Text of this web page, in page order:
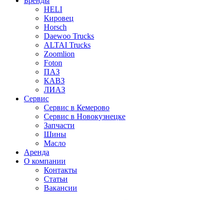
HELI
Кировец
Horsch
Daewoo Trucks
ALTAI Trucks
Zoomlion
Foton
ПАЗ
КАВЗ
ЛИАЗ
Сервис
Сервис в Кемерово
Сервис в Новокузнецке
Запчасти
Шины
Масло
Аренда
О компании
Контакты
Статьи
Вакансии